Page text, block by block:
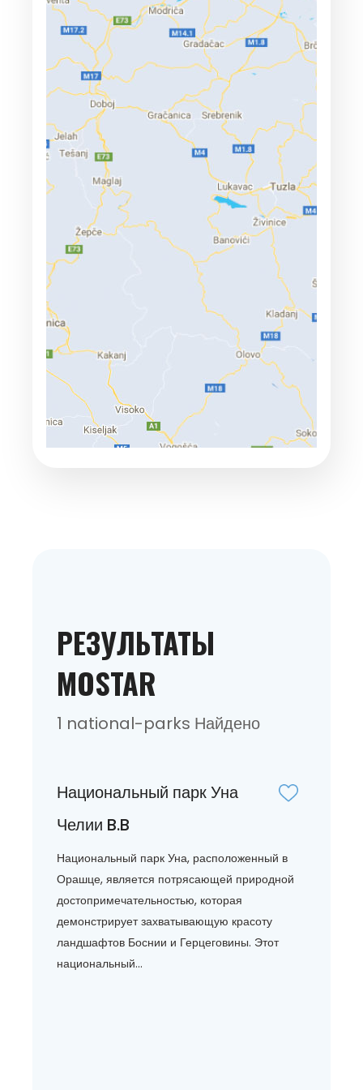
РЕЗУЛЬТАТЫ
MOSTAR
1 national-parks Найдено
Национальный парк Уна
Челии B.B
Национальный парк Уна, расположенный в
Орашце, является потрясающей природной
достопримечательностью, которая
демонстрирует захватывающую красоту
ландшафтов Боснии и Герцеговины. Этот
национальный...